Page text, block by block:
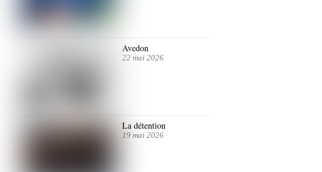
Avedon
22 mai 2026
La détention
19 mai 2026